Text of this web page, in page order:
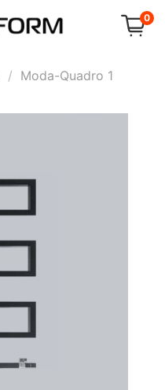
0
Moda-Quadro 1